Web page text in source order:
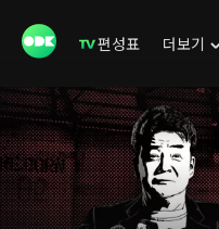
편성표 더보기